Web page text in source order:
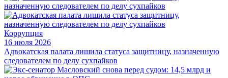
Коррупция
16 июля 2026
Адвокатская палата лишила статуса защитницу, назначенную
следователем по делу сухпайков